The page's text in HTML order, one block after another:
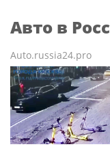
Авто в
Auto.russia24.pro